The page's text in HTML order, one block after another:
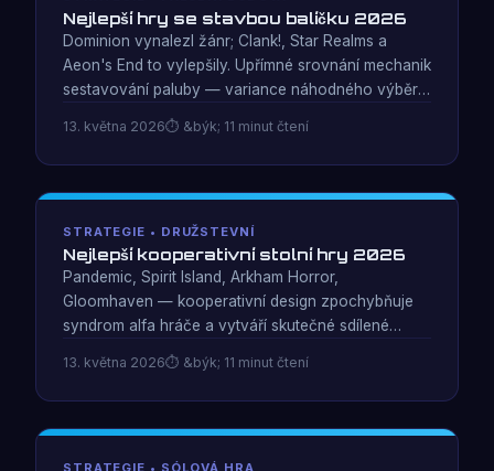
Nejlepší hry se stavbou balíčku 2026
Dominion vynalezl žánr; Clank!, Star Realms a
Aeon's End to vylepšily. Upřímné srovnání mechanik
sestavování paluby — variance náhodného výběru,
překážkou.
13. května 2026 &býk; 11 minut čtení
STRATEGIE • DRUŽSTEVNÍ
Nejlepší kooperativní stolní hry 2026
Pandemic, Spirit Island, Arkham Horror,
Gloomhaven — kooperativní design zpochybňuje
syndrom alfa hráče a vytváří skutečné sdílené
integrace tématu a hodnoty přehrávání.
13. května 2026 &býk; 11 minut čtení
STRATEGIE • SÓLOVÁ HRA